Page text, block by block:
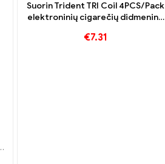
Suorin Trident TRI Coil 4PCS/Pack
elektroninių cigarečių didmeninė
€7.31